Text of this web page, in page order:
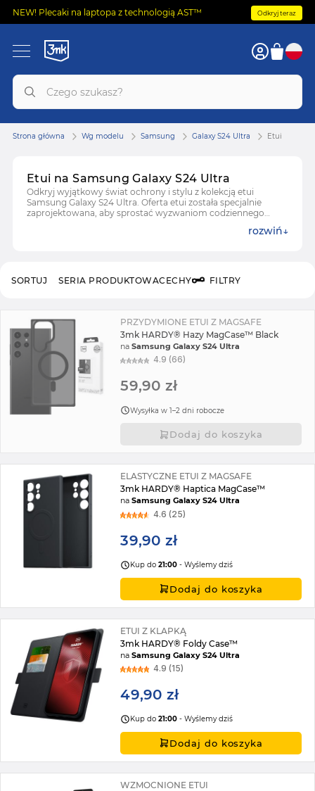
NEW! Plecaki na laptopa z technologią AST™ Odkryj teraz
Etui na Samsung Galaxy S24 Ultra
Odkryj wyjątkowy świat ochrony i stylu z kolekcją etui
Samsung Galaxy S24 Ultra. Oferta etui została specjalnie
zaprojektowana, aby sprostać wyzwaniom codziennego
innowacyjnych funkcjach Samsung Galaxy S24 Ultra. Każde
rozwiń
Strona główna Wg modelu Samsung Galaxy S24 Ultra Etui
SERIA PRODUKTOWACECHY FILTRY
SORTUJ
PRZYDYMIONE ETUI Z MAGSAFE
3mk HARDY® Hazy MagCase™ Black
naSamsung Galaxy S24 Ultra
4.9 (66)
59,90 zł
Wysyłka w 1–2 dni robocze
Dodaj do koszyka
ELASTYCZNE ETUI Z MAGSAFE
3mk HARDY® Haptica MagCase™
naSamsung Galaxy S24 Ultra
4.6 (25)
39,90 zł
Kup do21:00 - Wyślemy dziś
Dodaj do koszyka
ETUI Z KLAPKĄ
3mk HARDY® Foldy Case™
naSamsung Galaxy S24 Ultra
4.9 (15)
49,90 zł
Kup do21:00 - Wyślemy dziś
Dodaj do koszyka
WZMOCNIONE ETUI